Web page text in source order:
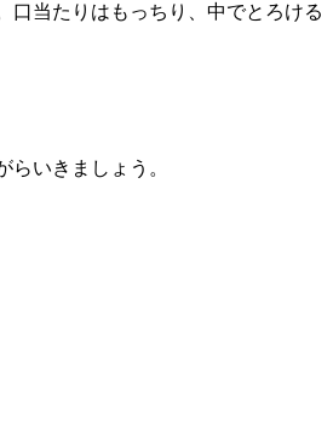
口当たりはもっちり、中でとろける
いきましょう。